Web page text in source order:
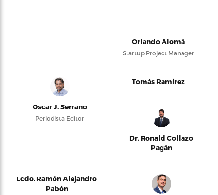
Orlando Alomá
Startup Project Manager
Oscar J. Serrano
Periodista Editor
Tomás Ramírez
Dr. Ronald Collazo
Pagán
Lcdo. Ramón Alejandro
Pabón